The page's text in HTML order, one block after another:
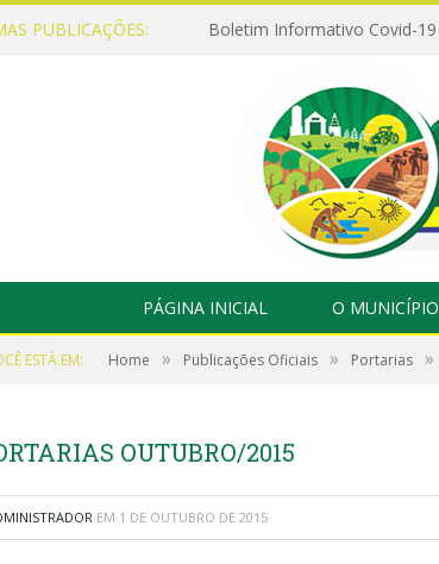
PUBLICAÇÕES: Boletim Informativo Covid-19
PÁGINA INICIAL O MUNICÍPIO
ESTÁ EM: Home » Publicações Oficiais » Portarias »
OUTUBRO/2015
EM 1 DE OUTUBRO DE 2015